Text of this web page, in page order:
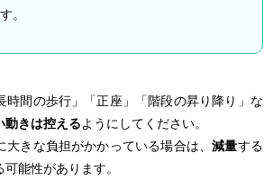
。
時間の歩行」「正座」「階段の昇り降り」な
動きは控えるようにしてください。
大きな負担がかかっている場合は、減量する
能性があります。